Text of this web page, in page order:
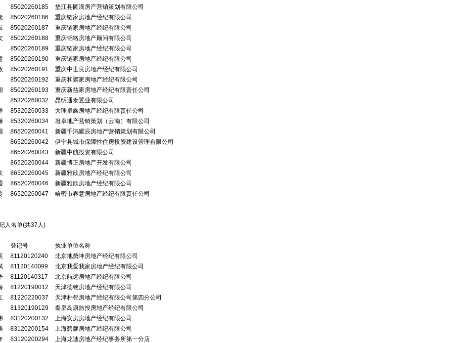
85020260185
垫江县圆满房产营销策划有限公司
85020260186
重庆链家房地产经纪有限公司
85020260187
重庆链家房地产经纪有限公司
85020260188
重庆韬略房地产顾问有限公司
85020260189
重庆链家房地产经纪有限公司
85020260190
重庆链家房地产经纪有限公司
85020260191
重庆中世良房地产经纪有限公司
85020260192
重庆和聚家房地产经纪有限公司
85020260193
重庆新益家房地产经纪有限责任公司
85320260032
昆明通泰置业有限公司
85320260033
大理卓鑫房地产经纪有限责任公司
85320260034
坦卓地产营销策划（云南）有限公司
86520260041
新疆千鸿耀辰房地产营销策划有限公司
86520260042
伊宁县城市保障性住房投资建设管理有限公司
86520260043
新疆中航投资有限公司
86520260044
新疆博正房地产开发有限公司
86520260045
新疆雅欣房地产经纪有限公司
86520260046
新疆雅欣房地产经纪有限公司
86520260047 哈密市春意房地产经纪有限责任公司
人名单(共37 人)
登记号
执业单位名称
81120120240
北京地势坤房地产经纪有限公司
81120140099
北京我爱我家房地产经纪有限公司
81120140317
北京航远房地产经纪有限公司
81220190012
天津德铭房地产经纪有限公司
81220220037
天津朴邻房地产经纪有限公司第四分公司
81320190129
秦皇岛康旅投房地产经纪有限公司
83120200132
上海安房房地产经纪有限公司
83120200154
上海碧馨房地产经纪有限公司
83120200294
上海龙迪房地产经纪事务所第一分店